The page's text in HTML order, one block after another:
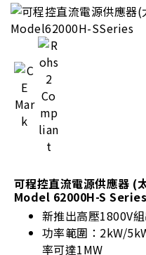
可程控直流電源供應器 (
Model 62000H-S Series
新推出高壓1800V
功率範圍：2kW/
率可達1MW